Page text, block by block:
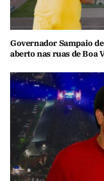
Governador Sampaio
aberto nas ruas de Boa